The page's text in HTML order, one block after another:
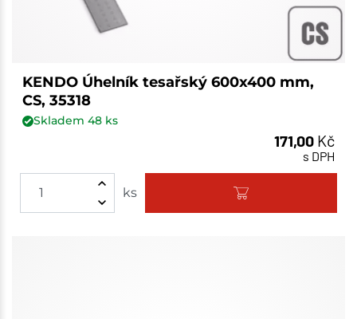
KENDO Úhelník tesařský 600x400 mm,
CS, 35318
Skladem 48ks
171,00 Kč
s DPH
ks